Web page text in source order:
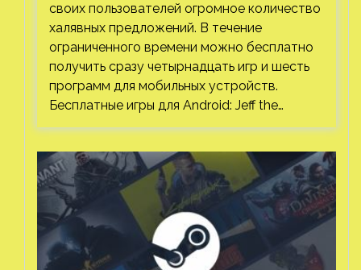
своих пользователей огромное количество
халявных предложений. В течение
ограниченного времени можно бесплатно
получить сразу четырнадцать игр и шесть
программ для мобильных устройств.
Бесплатные игры для Android: Jeff the…